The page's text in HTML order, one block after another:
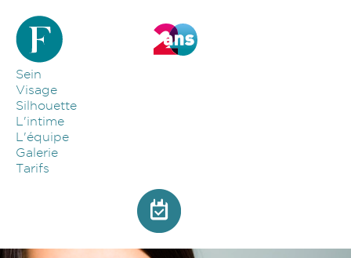
Sein
Visage
Silhouette
L'intime
L'équipe
Galerie
Tarifs